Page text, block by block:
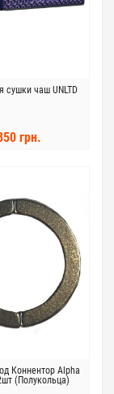
сушки чаш UNLTD
грн.
Коннентор Alpha
(Полукольца)